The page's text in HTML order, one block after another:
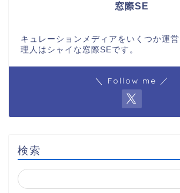
窓際SE
キュレーションメディアをいくつか運
理人はシャイな窓際SEです。
＼ Follow me ／
検索